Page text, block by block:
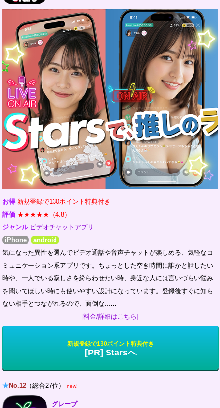
お得 新規登録で130ポイント特典付き
評価 ★★★★★（4.8）
ジャンル ビデオチャットアプリ
iPhone
android
気になった異性を選んでビデオ通話や音声チャットが楽しめる、気軽なコ
ミュニケーション系アプリです。ちょっとした空き時間に誰かと話したい
時や、一人でいる寂しさを紛らわせたい時、身近な人には言いづらい悩み
を聞いてほしい時にも使いやすい設計になっています。登録後すぐに知ら
ない相手とつながれるので、面倒な...…
[料金/詳細はこちら]
新規登録で130ポイント特典付き
[PR] Starsへ
★No.12 （総合27位） new!
グレープ